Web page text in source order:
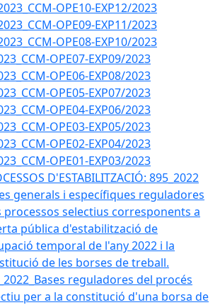
OPE10-EXP12/2023
OPE09-EXP11/2023
OPE08-EXP10/2023
OPE07-EXP09/2023
OPE06-EXP08/2023
OPE05-EXP07/2023
OPE04-EXP06/2023
OPE03-EXP05/2023
OPE02-EXP04/2023
OPE01-EXP03/2023
D'ESTABILITZACIÓ: 895_2022
generals i específiques reguladores
processos selectius corresponents a
pública d'estabilització de
temporal de l'any 2022 i la
de les borses de treball.
reguladores del procés
per a la constitució d'una borsa de